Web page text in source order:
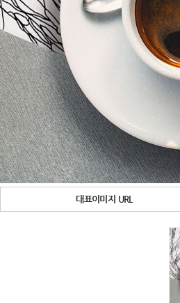
대표이미지 URL